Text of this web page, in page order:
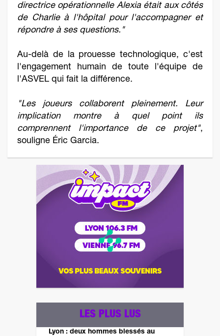
directrice opérationnelle Alexia était aux côtés
de Charlie à l'hôpital pour l'accompagner et
répondre à ses questions."
Au-delà de la prouesse technologique, c'est
l'engagement humain de toute l'équipe de
l'ASVEL qui fait la différence.
"Les joueurs collaborent pleinement. Leur
implication montre à quel point ils
comprennent l'importance de ce projet",
souligne Éric Garcia.
LES PLUS LUS
Lyon : deux hommes blessés au